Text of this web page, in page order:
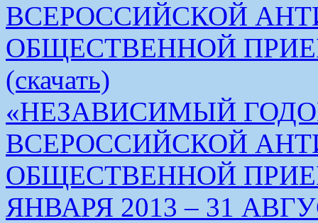
ВСЕРОССИЙСКОЙ
ОБЩЕСТВЕННОЙ
(скачать)
«НЕЗАВИСИМЫЙ
ВСЕРОССИЙСКОЙ
ОБЩЕСТВЕННОЙ
ЯНВАРЯ 2013 – 31